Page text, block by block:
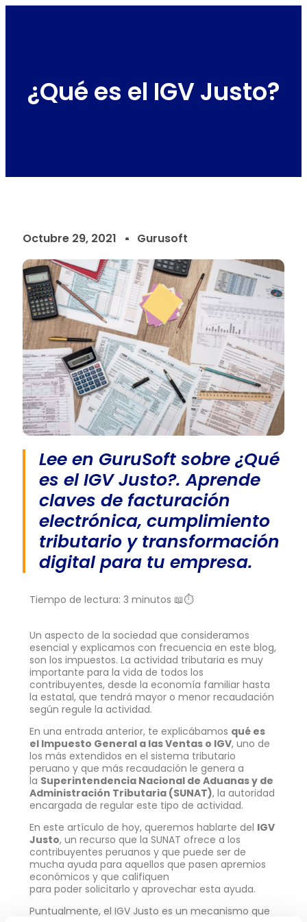
¿Qué es el IGV Justo?
Octubre 29, 2021 Gurusoft
Lee en GuruSoft sobre ¿Qué
es el IGV Justo?. Aprende
claves de facturación
electrónica, cumplimiento
tributario y transformación
digital para tu empresa.
Tiempo de lectura: 3 minutos 📖⏱
Un aspecto de la sociedad que consideramos
esencial y explicamos con frecuencia en este blog,
son los impuestos. La actividad tributaria es muy
importante para la vida de todos los
contribuyentes, desde la economía familiar hasta
la estatal, que tendrá mayor o menor recaudación
según regule la actividad.
En una entrada anterior, te explicábamos qué es
el Impuesto General a las Ventas o IGV, uno de
los más extendidos en el sistema tributario
peruano y que más recaudación le genera a
la Superintendencia Nacional de Aduanas y de
Administración Tributaria (SUNAT), la autoridad
encargada de regular este tipo de actividad.
En este artículo de hoy, queremos hablarte del IGV
Justo, un recurso que la SUNAT ofrece a los
contribuyentes peruanos y que puede ser de
mucha ayuda para aquellos que pasen apremios
económicos y que califiquen
para poder solicitarlo y aprovechar esta ayuda.
Puntualmente, el IGV Justo es un mecanismo que